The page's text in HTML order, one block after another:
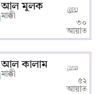
আল মুলক
মাক্কী
৩০
আয়াত
আল কালাম
মাক্কী
৫২
আয়াত